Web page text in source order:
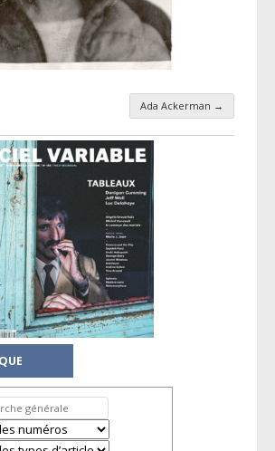
par taxonomie
Ada Ackerman →